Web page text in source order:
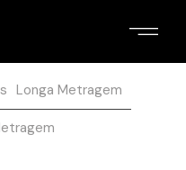
Longa Metragem